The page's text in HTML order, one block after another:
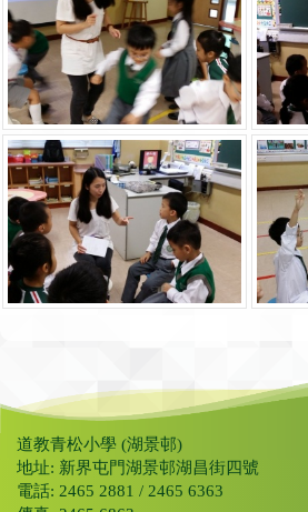
道教青松小學 (湖景邨)
地址: 新界屯門湖景邨湖昌街四號
電話: 2465 2881 / 2465 6363